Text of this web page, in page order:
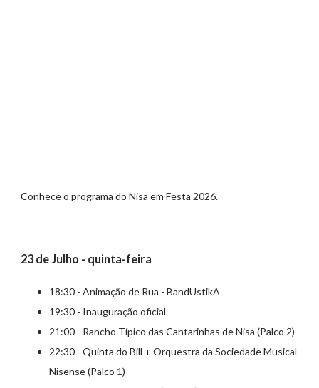
Conhece o programa do Nisa em Festa 2026.
23 de Julho - quinta-feira
18:30 - Animação de Rua - BandUstikA
19:30 - Inauguração oficial
21:00 - Rancho Típico das Cantarinhas de Nisa (Palco 2)
22:30 - Quinta do Bill + Orquestra da Sociedade Musical
Nisense (Palco 1)